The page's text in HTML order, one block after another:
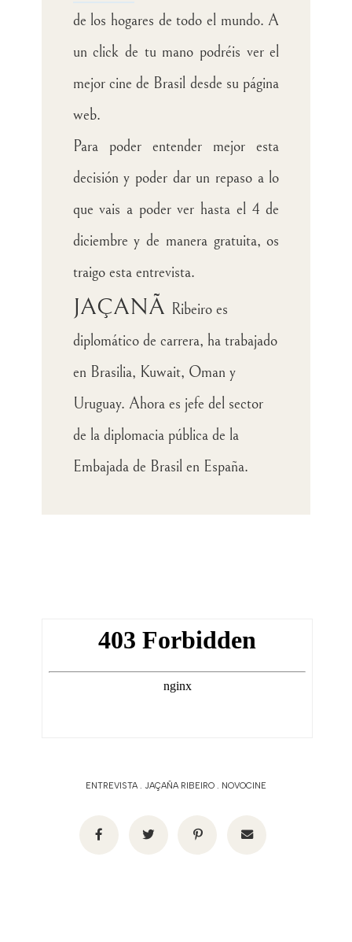
de los hogares de todo el mundo. A
un click de tu mano podréis ver el
mejor cine de Brasil desde su página
web.
Para poder entender mejor esta
decisión y poder dar un repaso a lo
que vais a poder ver hasta el 4 de
diciembre y de manera gratuita, os
traigo esta entrevista.
JAÇANÃ Ribeiro es
diplomático de carrera, ha trabajado
en Brasilia, Kuwait, Oman y
Uruguay. Ahora es jefe del sector
de la diplomacia pública de la
Embajada de Brasil en España.
ENTREVISTA. JAÇAÑA RIBEIRO. NOVOCINE